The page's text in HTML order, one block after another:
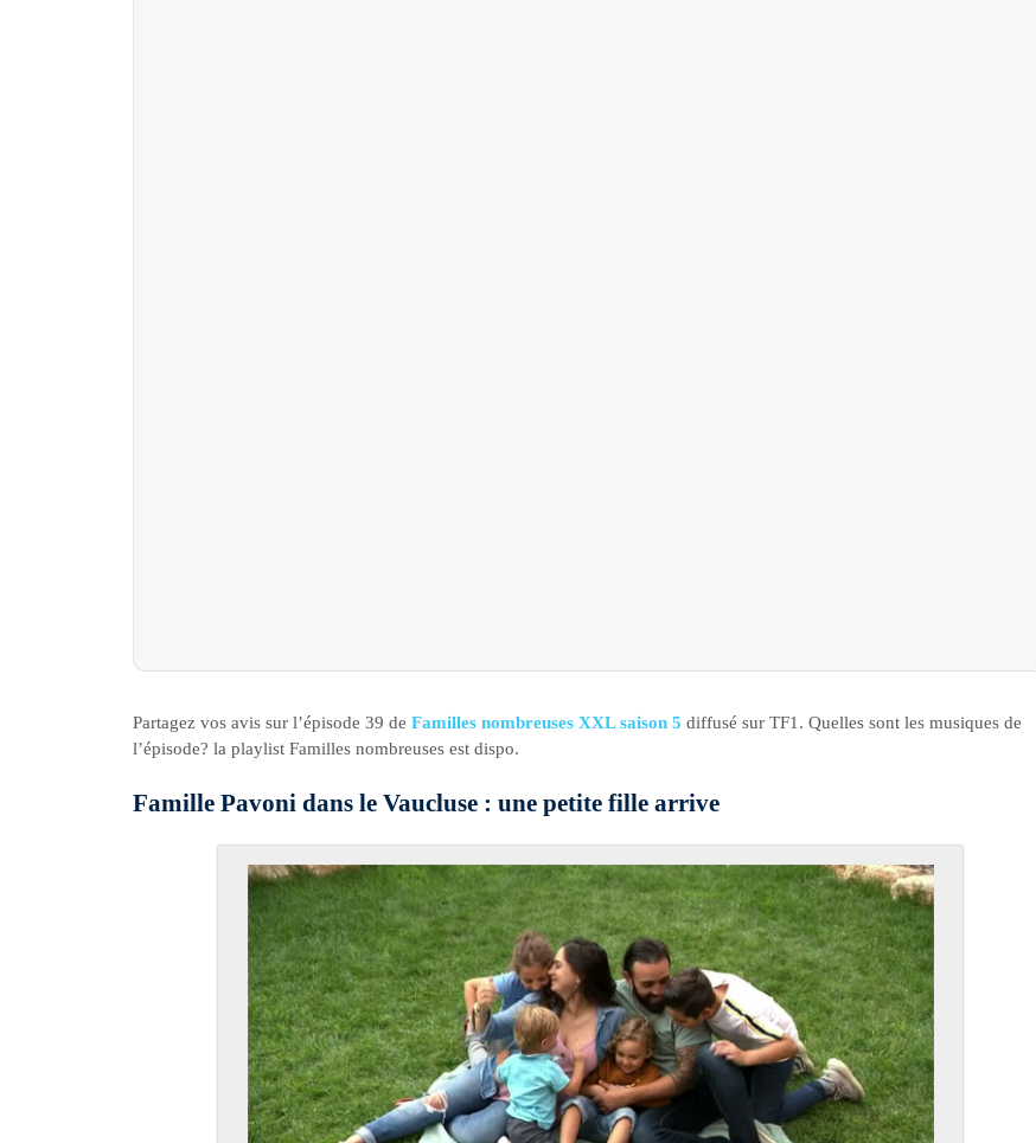
Partagez vos avis sur l’épisode 39 de Familles nombreuses XXL saison 5 diffusé sur TF1. Quelles sont les musiques de
l’épisode? la playlist Familles nombreuses est dispo.
Famille Pavoni dans le Vaucluse : une petite fille arrive